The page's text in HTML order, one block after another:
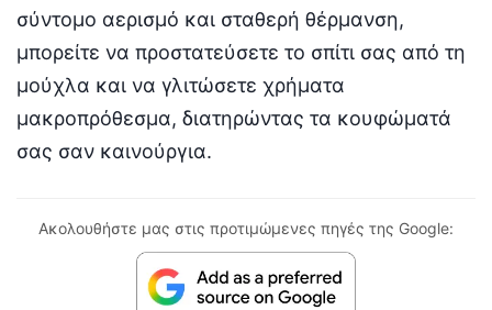
σύντομο αερισμό και σταθερή θέρμανση,
μπορείτε να προστατεύσετε το σπίτι σας από τη
μούχλα και να γλιτώσετε χρήματα
μακροπρόθεσμα, διατηρώντας τα κουφώματά
σας σαν καινούργια.
Ακολουθήστε μας στις προτιμώμενες πηγές της Google: